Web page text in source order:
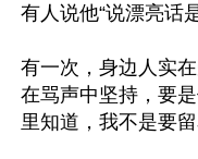
有人说他“说漂亮话
有一次，身边人实
在骂声中坚持，要
里知道，我不是要